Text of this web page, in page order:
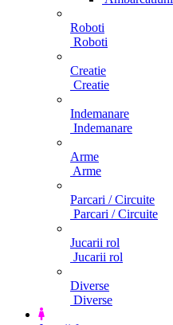
Roboti
Roboti
Creatie
Creatie
Indemanare
Indemanare
Arme
Arme
Parcari / Circuite
Parcari / Circuite
Jucarii rol
Jucarii rol
Diverse
Diverse